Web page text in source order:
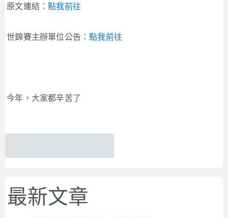
原文連結：點我前往
世錦賽主辦單位公告：點我前往
今年，大家都辛苦了
最新文章